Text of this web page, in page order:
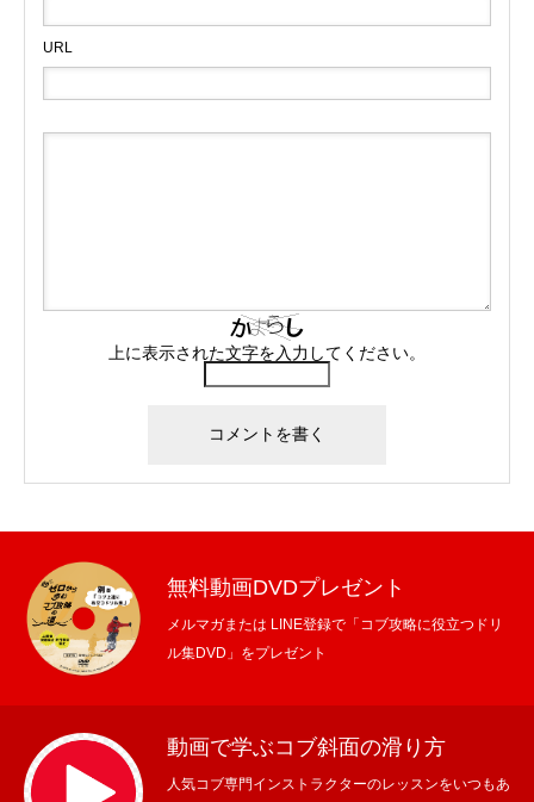
URL
上に表示された文字を入力してください。
無料動画DVDプレゼント
メルマガまたは LINE登録で「コブ攻略に役立つドリ
ル集DVD」をプレゼント
動画で学ぶコブ斜面の滑り方
人気コブ専門インストラクターのレッスンをいつもあ